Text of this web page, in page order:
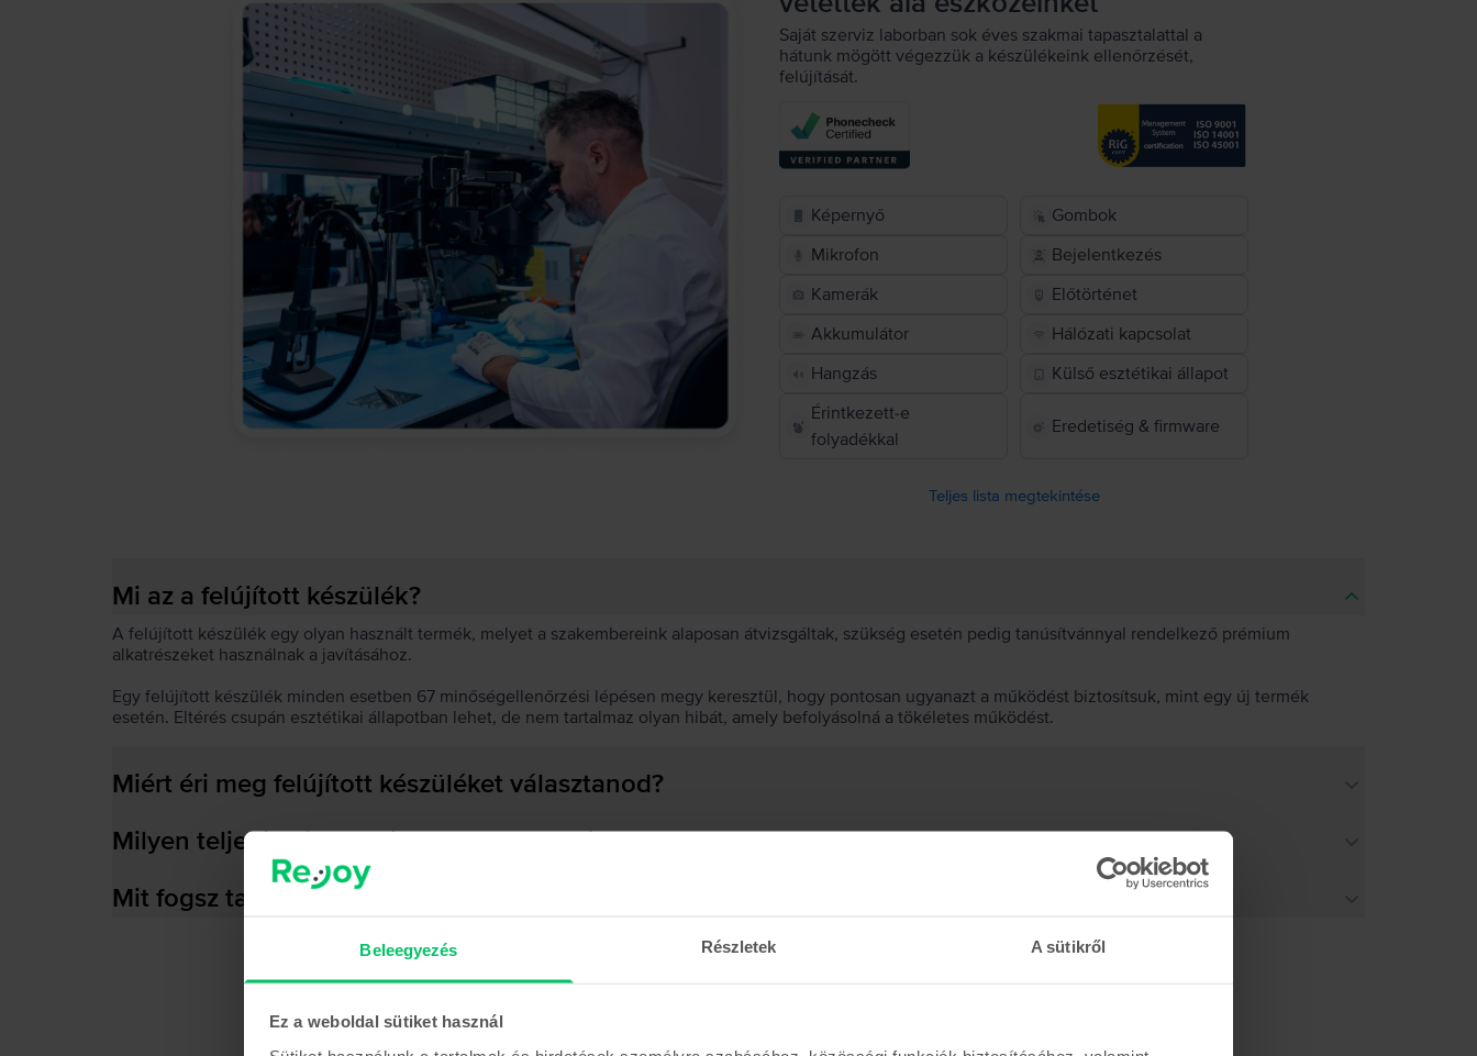
Beleegyezés Részletek A sütikről
Ez a weboldal sütiket használ
Saját szerviz laborban sok éves szakmai tapasztalattal a
hátunk mögött végezzük a készülékeink ellenőrzését,
felújítását.
Képernyő
Gombok
Mikrofon
Bejelentkezés
Kamerák
Előtörténet
Akkumulátor
Hálózati kapcsolat
Hangzás
Külső esztétikai állapot
Érintkezett-e
folyadékkal
Eredetiség & firmware
Teljes lista megtekintése
Mi az a felújított készülék?
A felújított készülék egy olyan használt termék, melyet a szakembereink alaposan átvizsgáltak, szükség esetén pedig tanúsítvánnyal rendelkező prémium
alkatrészeket használnak a javításához.
Egy felújított készülék minden esetben 67 minőségellenőrzési lépésen megy keresztül, hogy pontosan ugyanazt a működést biztosítsuk, mint egy új termék
esetén. Eltérés csupán esztétikai állapotban lehet, de nem tartalmaz olyan hibát, amely befolyásolná a tökéletes működést.
Miért éri meg felújított készüléket választanod?
Milyen teljesítményre képes az akkumulátor?
Mit fogsz találni a dobozban?